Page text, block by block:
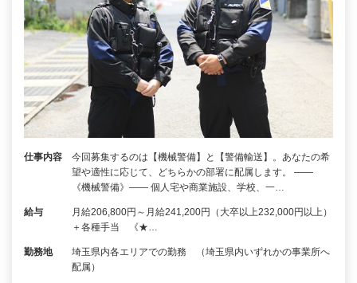
仕事内容
今回募集するのは【機械警備】と【警備輸送】。あなたの希
望や適性に応じて、どちらかの部署に配属します。 ――
《機械警備》―― 個人宅や商業施設、学校、一…
給与
月給206,800円～月給241,200円（大卒以上232,000円以上）
＋各種手当 《★…
勤務地
埼玉県内各エリアでの勤務 （埼玉県内いずれかの事業所へ
配属）